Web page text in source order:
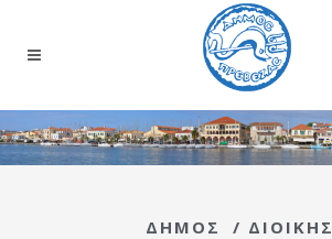
ΔΗΜΟΣ /